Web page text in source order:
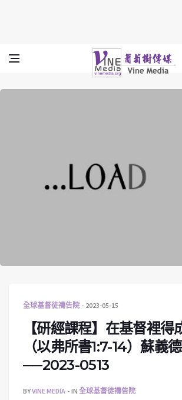
Vine Media
葡萄樹傳媒
全球基督徒禱告院 2023-05-15
【研經課程】在基督裡得
（以弗所書1:7-14）蘇義
──2023-0513
BYVINE MEDIA IN 全球基督徒禱告院